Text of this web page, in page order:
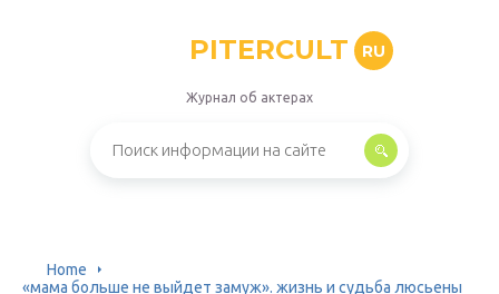
PITERCULT RU
Журнал об актерах
Home
«мама больше не выйдет замуж». жизнь и судьба люсьены